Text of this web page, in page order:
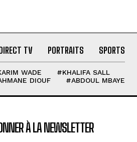
TV PORTRAITS SPORTS
WADE
#KHALIFA SALL
DIOUF #ABDOUL MBAYE
À LA NEWSLETTER